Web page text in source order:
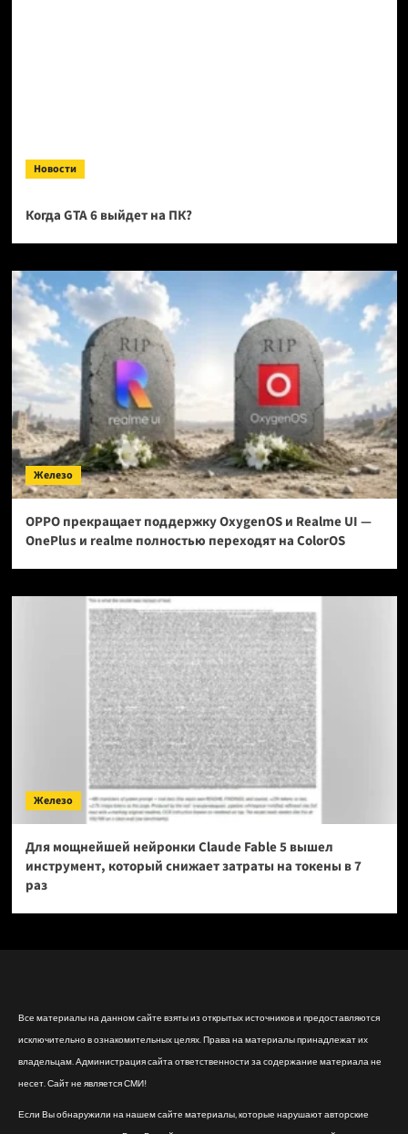
Новости
Когда GTA 6 выйдет на ПК?
Железо
OPPO прекращает поддержку OxygenOS и Realme UI —
OnePlus и realme полностью переходят на ColorOS
Железо
Для мощнейшей нейронки Claude Fable 5 вышел
инструмент, который снижает затраты на токены в 7
раз
Все материалы на данном сайте взяты из открытых источников и предоставляются
исключительно в ознакомительных целях. Права на материалы принадлежат их
владельцам. Администрация сайта ответственности за содержание материала не
несет. Сайт не является СМИ!
Если Вы обнаружили на нашем сайте материалы, которые нарушают авторские